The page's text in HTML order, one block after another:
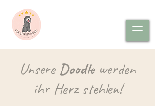
UnsereDoodlewerden
ihr Herz stehlen!